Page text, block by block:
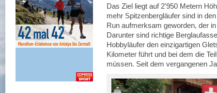
Das Ziel liegt auf 2'950 Metern
mehr Spitzenbergläufer sind in
Run aufmerksam geworden, der
Darunter sind richtige
Hobbyläufer den einzigartigen
Kilometer führt und bei dem die
müssen. Seit dem vergangenen